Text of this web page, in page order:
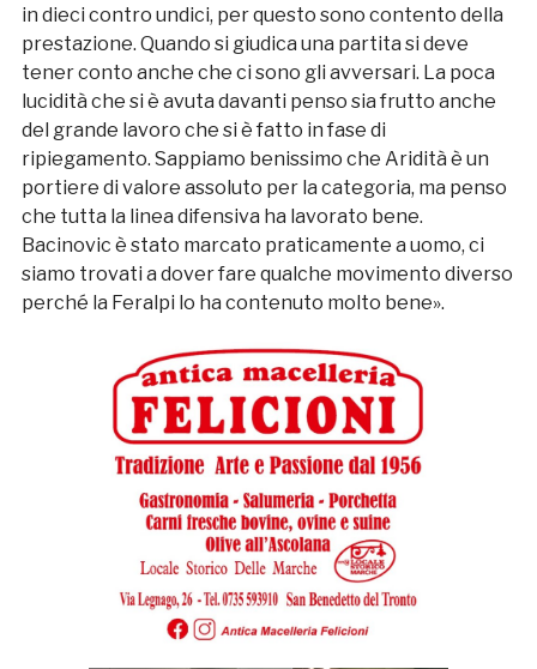
in dieci contro undici, per questo sono contento della
prestazione. Quando si giudica una partita si deve
tener conto anche che ci sono gli avversari. La poca
lucidità che si è avuta davanti penso sia frutto anche
del grande lavoro che si è fatto in fase di
ripiegamento. Sappiamo benissimo che Aridità è un
portiere di valore assoluto per la categoria, ma penso
che tutta la linea difensiva ha lavorato bene.
Bacinovic è stato marcato praticamente a uomo, ci
siamo trovati a dover fare qualche movimento diverso
perché la Feralpi lo ha contenuto molto bene».